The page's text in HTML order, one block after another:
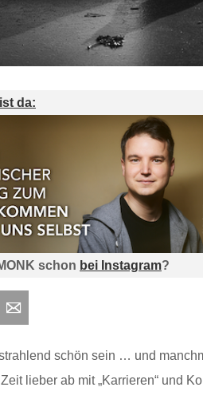
da:
schon bei Instagram?
schön sein … und
lieber ab mit „Karrieren“ und